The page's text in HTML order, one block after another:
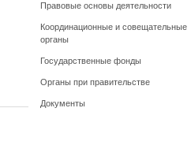
Правовые основы деятельности
Координационные и совещательные
органы
Государственные фонды
Органы при правительстве
Документы